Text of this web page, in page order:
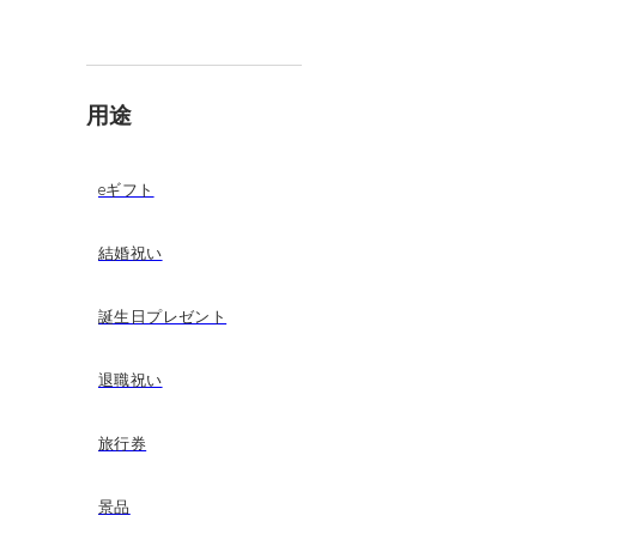
用途
eギフト
結婚祝い
誕生日プレゼント
退職祝い
旅行券
景品